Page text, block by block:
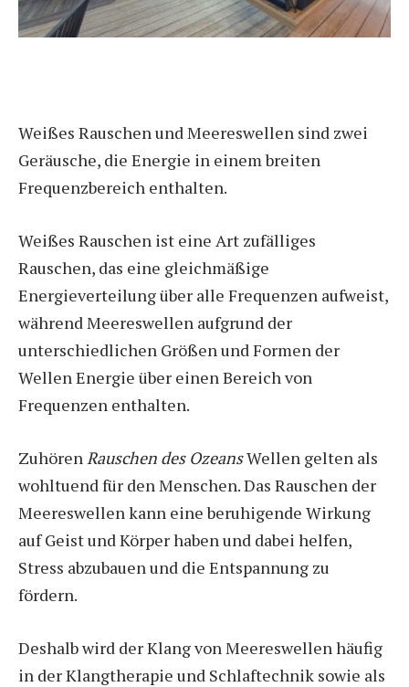
Weißes Rauschen und Meereswellen sind zwei
Geräusche, die Energie in einem breiten
Frequenzbereich enthalten.
Weißes Rauschen ist eine Art zufälliges
Rauschen, das eine gleichmäßige
Energieverteilung über alle Frequenzen aufweist,
während Meereswellen aufgrund der
unterschiedlichen Größen und Formen der
Wellen Energie über einen Bereich von
Frequenzen enthalten.
Zuhören Rauschen des OzeansWellen gelten als
wohltuend für den Menschen. Das Rauschen der
Meereswellen kann eine beruhigende Wirkung
auf Geist und Körper haben und dabei helfen,
Stress abzubauen und die Entspannung zu
fördern.
Deshalb wird der Klang von Meereswellen häufig
in der Klangtherapie und Schlaftechnik sowie als